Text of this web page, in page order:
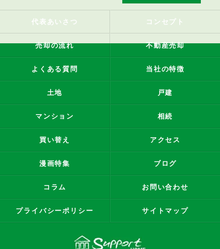
代表あいさつ コンセプト
売却の流れ 不動産売却
よくある質問 当社の特徴
土地 戸建
マンション 相続
買い替え アクセス
漫画特集 ブログ
コラム お問い合わせ
プライバシーポリシー サイトマップ